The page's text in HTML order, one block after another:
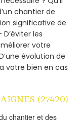
chantier de
significative de
les
votre
évolution de
votre bien en cas
(27420)
chantier et des